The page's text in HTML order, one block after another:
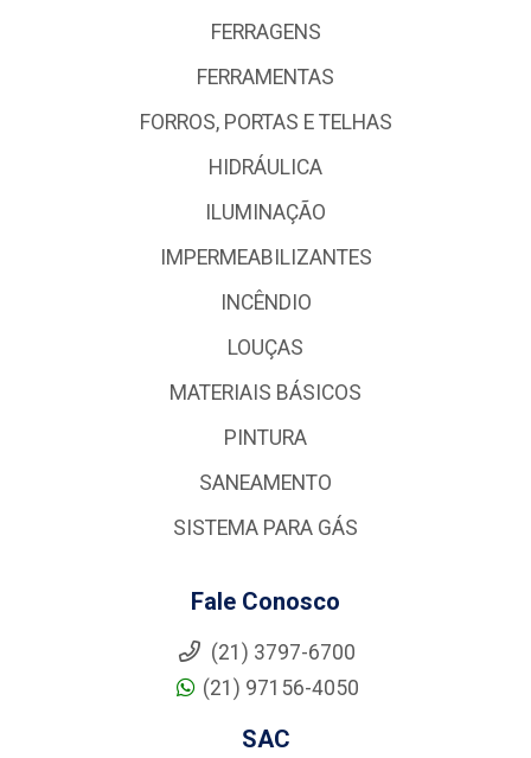
FERRAGENS
FERRAMENTAS
FORROS, PORTAS E TELHAS
HIDRÁULICA
ILUMINAÇÃO
IMPERMEABILIZANTES
INCÊNDIO
LOUÇAS
MATERIAIS BÁSICOS
PINTURA
SANEAMENTO
SISTEMA PARA GÁS
Fale Conosco
(21) 3797-6700
(21) 97156-4050
SAC